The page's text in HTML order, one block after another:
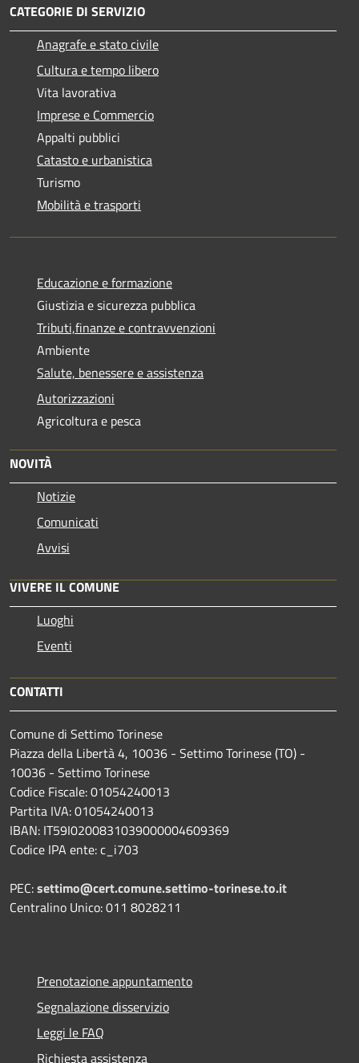
CATEGORIE DI SERVIZIO
Anagrafe e stato civile
Cultura e tempo libero
Vita lavorativa
Imprese e Commercio
Appalti pubblici
Catasto e urbanistica
Turismo
Mobilità e trasporti
Educazione e formazione
Giustizia e sicurezza pubblica
Tributi,finanze e contravvenzioni
Ambiente
Salute, benessere e assistenza
Autorizzazioni
Agricoltura e pesca
NOVITÀ
Notizie
Comunicati
Avvisi
VIVERE IL COMUNE
Luoghi
Eventi
CONTATTI
Comune di Settimo Torinese
Piazza della Libertà 4, 10036 - Settimo Torinese (TO) -
10036 - Settimo Torinese
Codice Fiscale: 01054240013
Partita IVA: 01054240013
IBAN: IT59I0200831039000004609369
Codice IPA ente: c_i703
PEC:settimo@cert.comune.settimo-torinese.to.it
Centralino Unico: 011 8028211
Prenotazione appuntamento
Segnalazione disservizio
Leggi le FAQ
Richiesta assistenza